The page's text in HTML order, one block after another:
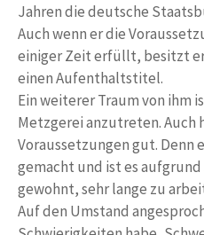
Jahren die deutsche
Auch wenn er die
einiger Zeit erfüllt, besitzt
einen Aufenthaltstitel.
Ein weiterer Traum von ihm
Metzgerei anzutreten. Auch
Voraussetzungen gut. Denn
gemacht und ist es
gewohnt, sehr lange zu
Auf den Umstand